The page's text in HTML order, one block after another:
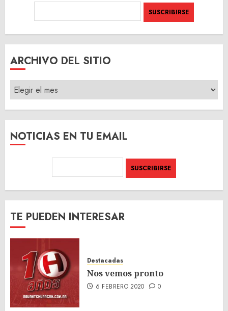
ARCHIVO DEL SITIO
ARCHIVO
DEL
SITIO
NOTICIAS EN TU EMAIL
TE PUEDEN INTERESAR
Destacadas
Nos vemos pronto
6 FEBRERO 2020 0